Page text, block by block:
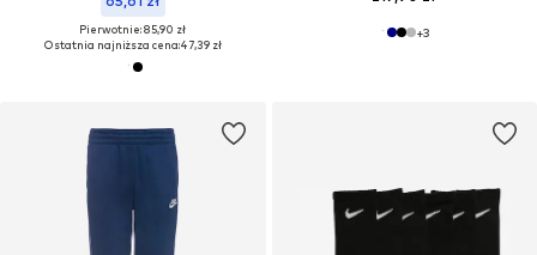
Pierwotnie: 85,90 zł
Ostatnia najniższa cena:47,39 zł
+3